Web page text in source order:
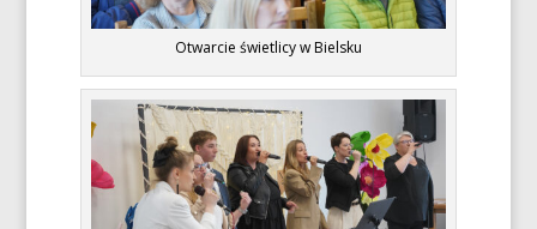
Otwarcie świetlicy w Bielsku